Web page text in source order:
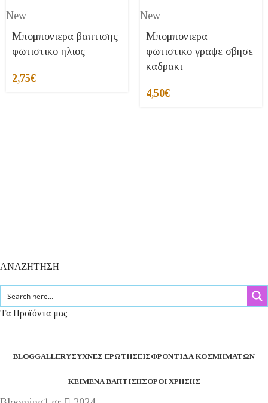
New
Μπομπονιερα βαπτισης
φωτιστικο ηλιος
2,75€
New
Μπομπονιερα
φωτιστικο γραψε σβησε
καδρακι
4,50€
ΑΝΑΖΗΤΗΣΗ
Τα Προϊόντα μας
BLOGGALLERYΣΥΧΝΈΣ ΕΡΩΤΉΣΕΙΣΦΡΟΝΤΊΔΑ ΚΟΣΜΗΜΆΤΩΝ
ΚΕΊΜΕΝΑ ΒΆΠΤΙΣΗΣΌΡΟΙ ΧΡΉΣΗΣ